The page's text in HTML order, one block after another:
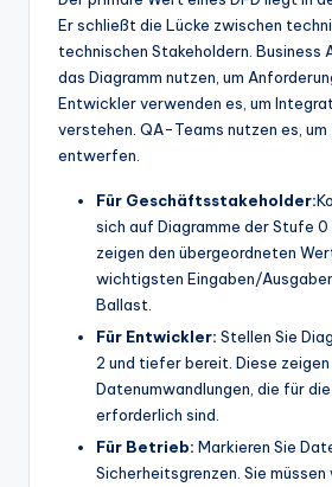
Er schließt die Lücke zwischen
technischen Stakeholdern. Business
das Diagramm nutzen, um
Entwickler verwenden es, um
verstehen. QA-Teams nutzen es,
entwerfen.
Für Geschäftsstakeholder:
sich auf Diagramme der Stufe 0
zeigen den übergeordneten
wichtigsten Eingaben/
Ballast.
Für Entwickler: Stellen Sie
2 und tiefer bereit. Diese
Datenumwandlungen, die für
erforderlich sind.
Für Betrieb: Markieren Sie
Sicherheitsgrenzen. Sie müssen